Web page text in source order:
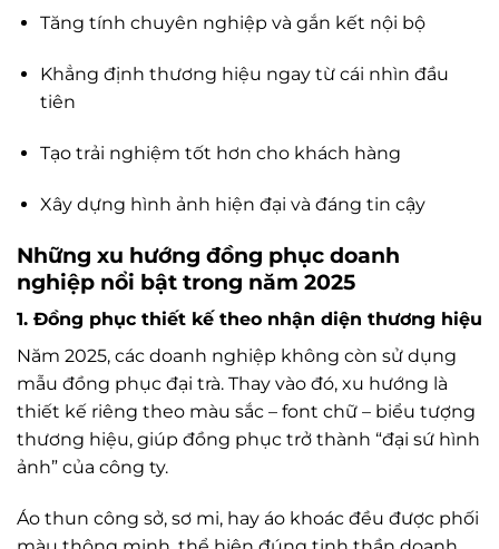
Tăng tính chuyên nghiệp và gắn kết nội bộ
Khẳng định thương hiệu ngay từ cái nhìn đầu
tiên
Tạo trải nghiệm tốt hơn cho khách hàng
Xây dựng hình ảnh hiện đại và đáng tin cậy
Những xu hướng đồng phục doanh
nghiệp nổi bật trong năm 2025
1. Đồng phục thiết kế theo nhận diện thương hiệu
Năm 2025, các doanh nghiệp không còn sử dụng
mẫu đồng phục đại trà. Thay vào đó, xu hướng là
thiết kế riêng theo màu sắc – font chữ – biểu tượng
thương hiệu, giúp đồng phục trở thành “đại sứ hình
ảnh” của công ty.
Áo thun công sở, sơ mi, hay áo khoác đều được phối